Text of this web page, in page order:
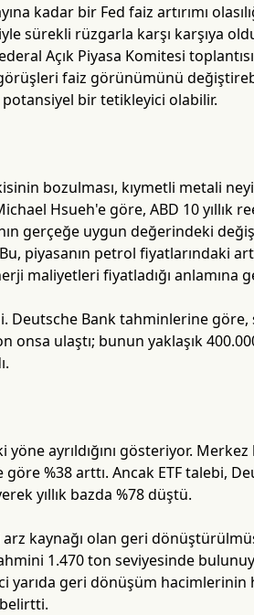
kadar bir Fed faiz artırımı
sürekli rüzgarla karşı karşıya
Açık Piyasa Komitesi
faiz görünümünü
bir tetikleyici olabilir.
bozulması, kıymetli metali
Hsueh'e göre, ABD 10
gerçeğe uygun değerindeki
piyasanın petrol fiyatlarındaki
maliyetleri fiyatladığı anlamına
Deutsche Bank tahminlerine
onsa ulaştı; bunun yaklaşık
ayrıldığını gösteriyor.
%38 arttı. Ancak ETF talebi,
yıllık bazda %78 düştü.
kaynağı olan geri
1.470 ton seviyesinde
yarıda geri dönüşüm